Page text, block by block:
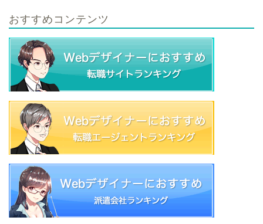
おすすめコンテンツ